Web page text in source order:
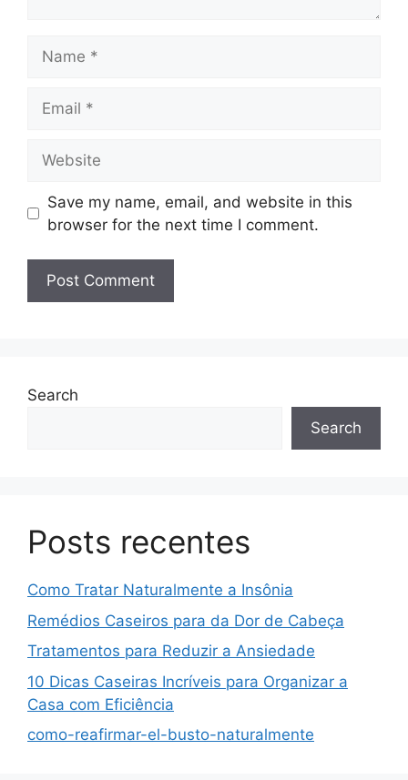
Save my name, email, and website in this
browser for the next time I comment.
Search
Search
Posts recentes
Como Tratar Naturalmente a Insônia
Remédios Caseiros para da Dor de Cabeça
Tratamentos para Reduzir a Ansiedade
10 Dicas Caseiras Incríveis para Organizar a
Casa com Eficiência
como-reafirmar-el-busto-naturalmente